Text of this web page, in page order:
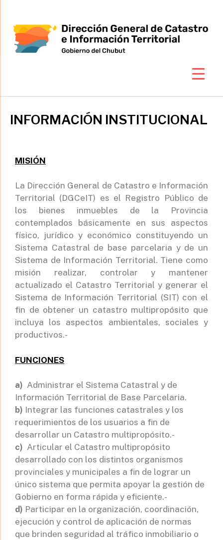
DIRECCIÓN GENERAL
DE CATASTRO E
INFORMACIÓN
TERRITORIAL
INFORMACIÓN INSTITUCIONAL
MISIÓN
La Dirección General de Catastro e Información
Territorial (DGCeIT) es el Registro Público de
los bienes inmuebles de la Provincia
contemplados básicamente en sus aspectos
físico, jurídico y económico constituyendo un
Sistema Catastral de base parcelaria y de un
Sistema de Información Territorial. Tiene como
misión realizar, controlar y mantener
actualizado el Catastro Territorial y generar el
Sistema de Información Territorial (SIT) con el
fin de obtener un catastro multipropósito que
incluya los aspectos ambientales, sociales y
productivos.-
FUNCIONES
a) Administrar el Sistema Catastral y de
Información Territorial de Base Parcelaria.
b) Integrar las funciones catastrales y los
requerimientos de los usuarios a fin de
desarrollar un Catastro multipropósito.-
c) Articular el Catastro multipropósito
desarrollado con los distintos organismos
provinciales y municipales a fin de lograr un
único sistema que permita apoyar la gestión de
Gobierno en forma rápida y eficiente.-
d) Participar en la organización, coordinación,
ejecución y control de aplicación de normas
que brinden seguridad al tráfico inmobiliario o